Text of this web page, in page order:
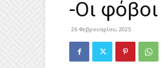
-Οι
26 Φεβρουαρίου, 2025